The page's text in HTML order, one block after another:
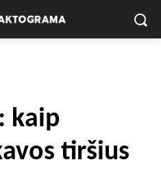
kaip
tiršius